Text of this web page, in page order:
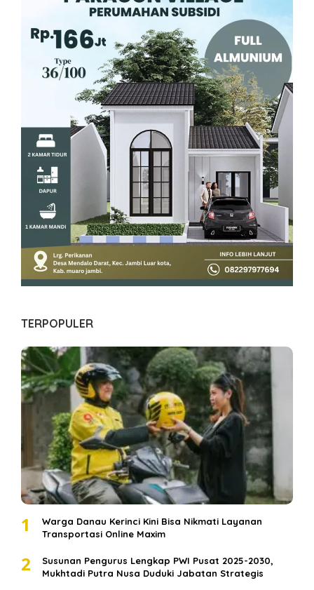
TERPOPULER
1
Warga Danau Kerinci Kini Bisa Nikmati Layanan
Transportasi Online Maxim
2
Susunan Pengurus Lengkap PWI Pusat 2025-2030,
Mukhtadi Putra Nusa Duduki Jabatan Strategis